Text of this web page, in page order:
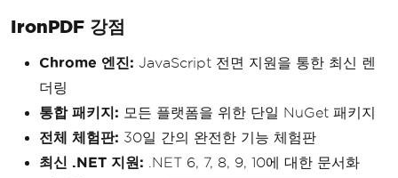
IronPDF 강점
Chrome 엔진: JavaScript 전면 지원을 통한 최신 렌
더링
통합 패키지: 모든 플랫폼을 위한 단일 NuGet 패키지
전체 체험판: 30일 간의 완전한 기능 체험판
최신 .NET 지원: .NET 6, 7, 8, 9, 10에 대한 문서화